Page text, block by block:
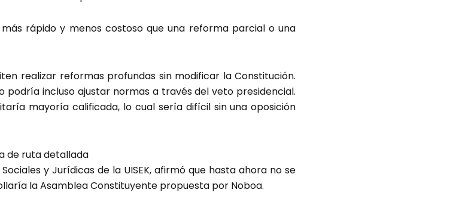
rápido y menos costoso que una reforma parcial o una
realizar reformas profundas sin modificar la Constitución.
podría incluso ajustar normas a través del veto presidencial.
mayoría calificada, lo cual sería difícil sin una oposición
de ruta detallada
y Jurídicas de la UISEK, afirmó que hasta ahora no se
la Asamblea Constituyente propuesta por Noboa.